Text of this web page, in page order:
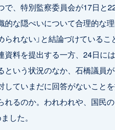
、特別監察委員会が17日と
な隠ぺいについて合理的な理
れない」と結論づけているこ
資料を提出する一方、24日に
という状況のなか、石橋議員
ていまだに回答がないことを
れるのか。われわれや、国民
した。